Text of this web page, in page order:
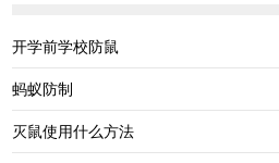
开学前学校防鼠
蚂蚁防制
灭鼠使用什么方法